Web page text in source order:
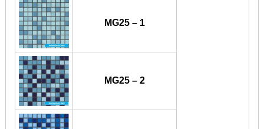
MG25 – 1
MG25 – 2